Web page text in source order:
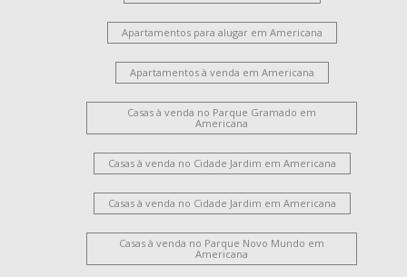
Apartamentos para alugar em Americana
Apartamentos à venda em Americana
Casas à venda no Parque Gramado em
Americana
Casas à venda no Cidade Jardim em Americana
Casas à venda no Cidade Jardim em Americana
Casas à venda no Parque Novo Mundo em
Americana